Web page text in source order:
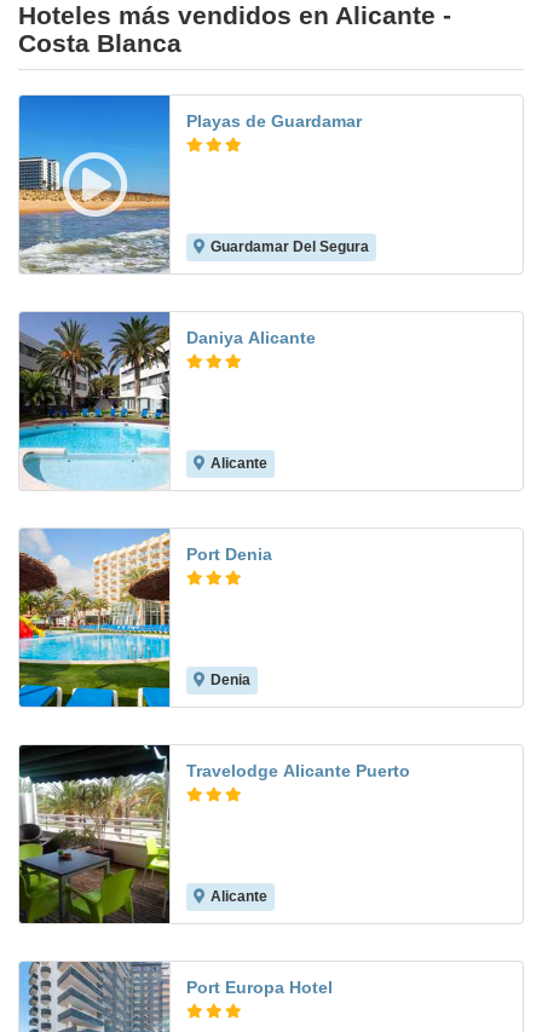
Hoteles más vendidos en Alicante -
Costa Blanca
Playas de Guardamar
Guardamar Del Segura
Daniya Alicante
Alicante
Port Denia
Denia
Travelodge Alicante Puerto
Alicante
Port Europa Hotel